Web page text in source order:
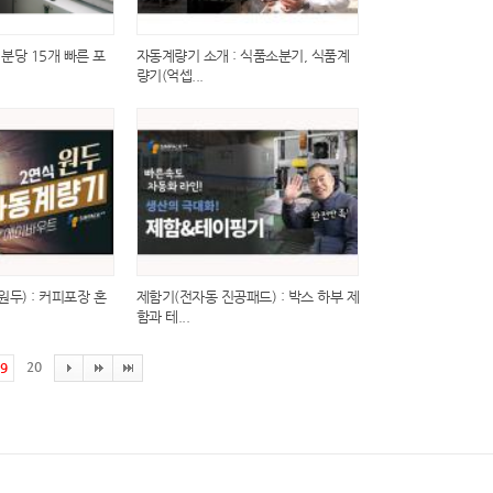
당 15개 빠른 포
자동계량기 소개 : 식품소분기, 식품계
량기(억셉...
두) : 커피포장 혼
제함기(전자동 진공패드) : 박스 하부 제
함과 테...
20